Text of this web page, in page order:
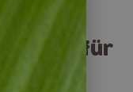
für